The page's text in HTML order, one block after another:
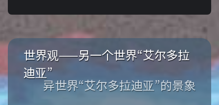
世界观——另一个世界“艾尔多拉
迪亚”
异世界“艾尔多拉迪亚”的景象